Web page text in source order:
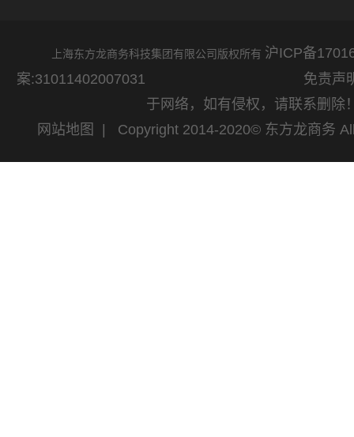
上海东方龙商务科技集团有限公司版权所有 沪ICP备
案:31011402007031 免责声明：网站
于网络，如有侵权，请联系删除
网站地图
| Copyright 2014-2020© 东方龙商务